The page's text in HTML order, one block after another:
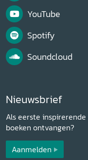
YouTube
Spotify
Soundcloud
Nieuwsbrief
Als eerste
boeken ontvangen?
Aanmelden